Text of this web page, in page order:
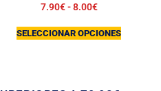
7.90€ - 8.00€
SELECCIONAR OPCIONES